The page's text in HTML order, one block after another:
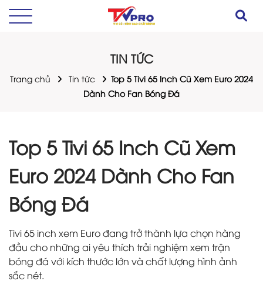
TIN TỨC
Trang chủ Tin tức
Top 5 Tivi 65 Inch Cũ Xem Euro 2024
Dành Cho Fan Bóng Đá
Top 5 Tivi 65 Inch Cũ Xem
Euro 2024 Dành Cho Fan
Bóng Đá
Tivi 65 inch xem Euro đang trở thành lựa chọn hàng
đầu cho những ai yêu thích trải nghiệm xem trận
bóng đá với kích thước lớn và chất lượng hình ảnh
sắc nét.